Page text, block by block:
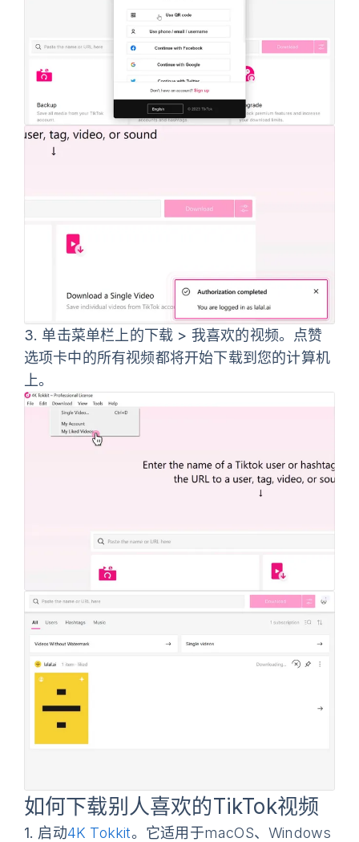
3. 单击菜单栏上的下载 > 我喜欢的视频。点赞
选项卡中的所有视频都将开始下载到您的计算机
上。
如何下载别人喜欢的TikTok视频
1. 启动4K Tokkit。它适用于macOS、Windows